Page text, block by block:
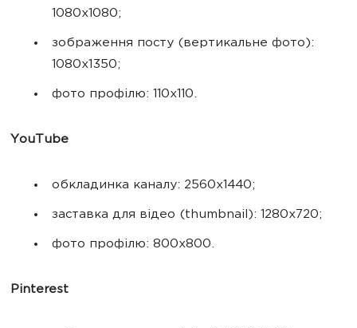
1080х1080;
зображення посту (вертикальне фото):
1080х1350;
фото профілю: 110х110.
YouTube
обкладинка каналу: 2560х1440;
заставка для відео (thumbnail): 1280х720;
фото профілю: 800х800.
Pinterest